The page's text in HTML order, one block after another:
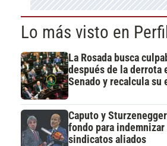
Lo más visto en
La Rosada busca
después de la derrota
Senado y recalcula su
Caputo y
fondo para indemnizar
sindicatos aliados